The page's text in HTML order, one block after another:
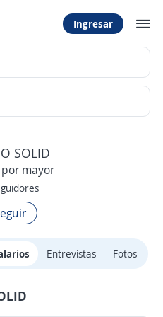
Ingresar
SOLID
mayor
Entrevistas Fotos